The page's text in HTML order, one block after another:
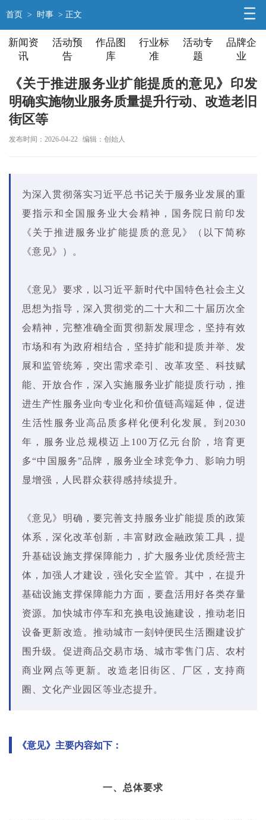
首页 > 时事 > 正文
新闻资
讯
活动预
告
作品图
库
行业标
准
活动专
题
品牌企
业
《关于推进服务业扩能提质的意见》印发
明确实施物业服务质量提升行动、改造老旧
街区等
发布时间：2026-04-22 编辑：创始人
为深入贯彻落实习近平总书记关于服务业发展的重
要指示和全国服务业大会精神，国务院日前印发
《关于推进服务业扩能提质的意见》（以下简称
《意见》）。
《意见》要求，以习近平新时代中国特色社会主义
思想为指导，深入贯彻党的二十大和二十届历次全
会精神，完整准确全面贯彻新发展理念，坚持有效
市场和有为政府相结合，坚持扩能和提质并举、发
展和监管统筹，突出需求牵引、改革攻坚、科技赋
能、开放合作，深入实施服务业扩能提质行动，推
进生产性服务业向专业化和价值链高端延伸，促进
生活性服务业高品质多样化便利化发展。到2030
年，服务业总规模迈上100万亿元台阶，培育更
多“中国服务”品牌，服务业全球竞争力、影响力明
显增强，人民群众获得感持续提升。
《意见》明确，要完善支持服务业扩能提质的政策
体系，深化改革创新，丰富财政金融政策工具，提
升基础设施支撑保障能力，扩大服务业优质经营主
体，加强人才建设，强化安全监管。其中，在提升
基础设施支撑保障能力方面，要盘活用好各类存量
资源。加快城市停车和充换电设施建设，推动老旧
设备更新改造。推动城市一刻钟便民生活圈建设扩
围升级。促进商品交易市场、城市零售门店、农村
商业网点等更新。改造老旧街区、厂区，支持商
圈、文化产业园区等业态提升。
《意见》主要内容如下：
一、总体要求